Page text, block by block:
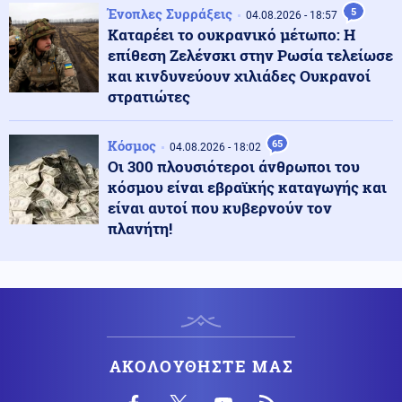
Τεχνολογία 06.08.2026 - 10:06
Ντέμης Χασάμπης: Η πορεία του Ελληνοκύπριου που
βρέθηκε στην κορυφή της Τεχνητής Νοημοσύνης
Υγεία
ΕΟΔΥ: Στα 65 τα κρούσματα του ιού του Δυτικού Νείλου
στην Ελλάδα
Αθλητισμός 06.08.2026 - 09:51
06.08.2026 - 09:45
βρέθηκε σε καταψύκτη
Ένοπλες Συρράξεις 04.08.2026 - 18:57 5
Καταρέει το ουκρανικό μέτωπο: Η
επίθεση Ζελένσκι στην Ρωσία τελείωσε
και κινδυνεύουν χιλιάδες Ουκρανοί
στρατιώτες
Κόσμος 04.08.2026 - 18:02 65
Οι 300 πλουσιότεροι άνθρωποι του
κόσμου είναι εβραϊκής καταγωγής και
είναι αυτοί που κυβερνούν τον
πλανήτη!
ΑΚΟΛΟΥΘΗΣΤΕ ΜΑΣ